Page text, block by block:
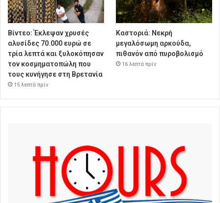
Βίντεο: Έκλεψαν χρυσές
αλυσίδες 70.000 ευρώ σε
τρία λεπτά και ξυλοκόπησαν
τον κοσμηματοπώλη που
τους κυνήγησε στη Βρετανία
15 λεπτά πρίν
Καστοριά: Νεκρή
μεγαλόσωμη αρκούδα,
πιθανόν από πυροβολισμό
16 λεπτά πρίν